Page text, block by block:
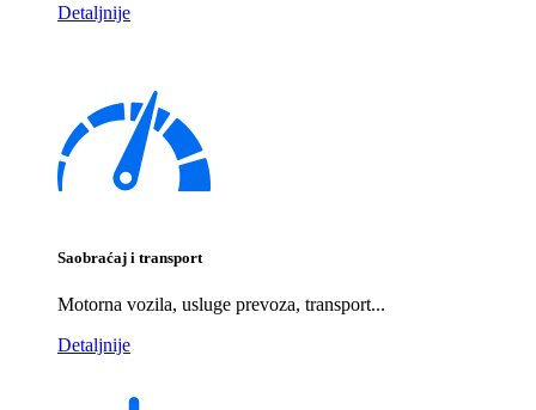
Detaljnije
Saobraćaj i transport
Motorna vozila, usluge prevoza, transport...
Detaljnije